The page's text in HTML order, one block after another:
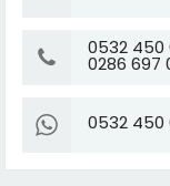
0532 450
0286 697
0532 450